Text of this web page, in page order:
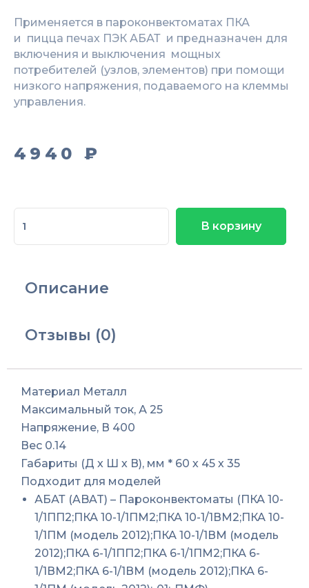
Применяется в пароконвектоматах ПКА
и пицца печах ПЭК АБАТ и предназначен для
включения и выключения мощных
потребителей (узлов, элементов) при помощи
низкого напряжения, подаваемого на клеммы
управления.
4940 ₽
товара
Реле
для
пароконвектомата
2Н
В корзину
Описание
Отзывы (0)
Материал Металл
Максимальный ток, А 25
Напряжение, В 400
Вес 0.14
Габариты (Д х Ш х В), мм * 60 х 45 х 35
Подходит для моделей
АБАТ (ABAT) – Пароконвектоматы (ПКА 10-
1/1ПП2;ПКА 10-1/1ПМ2;ПКА 10-1/1ВМ2;ПКА 10-
1/1ПМ (модель 2012);ПКА 10-1/1ВМ (модель
2012);ПКА 6-1/1ПП2;ПКА 6-1/1ПМ2;ПКА 6-
1/1ВМ2;ПКА 6-1/1ВМ (модель 2012);ПКА 6-